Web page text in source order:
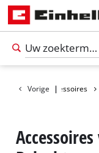
Vorige |
Tuin accessoires